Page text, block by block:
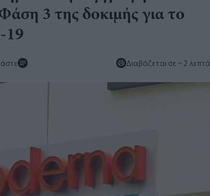
3 της δοκιμής για το
19
Διαβάζεται σε ~ 2 λεπτά